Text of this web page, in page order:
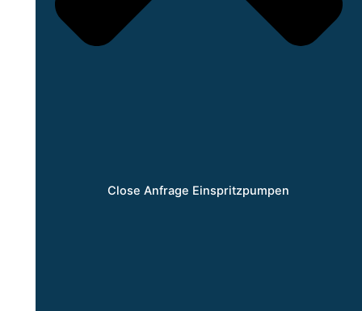
Close Anfrage Einspritzpumpen